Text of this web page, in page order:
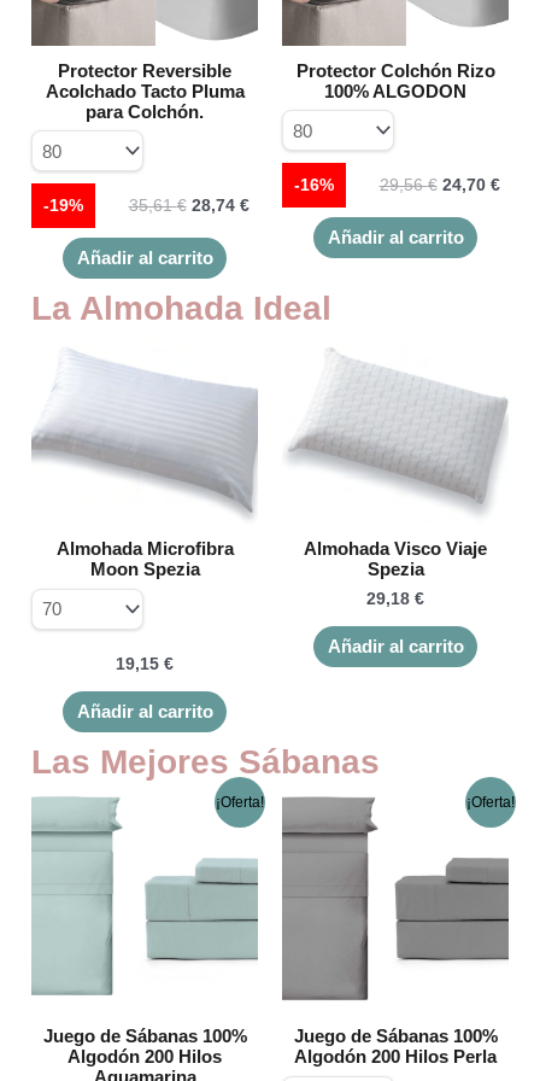
Protector Reversible
Acolchado Tacto Pluma
para Colchón.
35,61€ 28,74 €
-19%
Añadir al carrito
pueden
elegir
de
Protector Colchón Rizo
100% ALGODON
29,56€ 24,70 €
-16%
Añadir al carrito
pueden
página
La Almohada Ideal
Almohada Microfibra
Moon Spezia
19,15 €
Añadir al carrito
tiene
variantes.
opciones
pueden
producto
Almohada Visco Viaje
Spezia
29,18 €
Añadir al carrito
Las Mejores Sábanas
¡Oferta!
Juego de Sábanas 100%
Algodón 200 Hilos
precio
era:
103,98 €.
El
precio
actual
es:
Este
producto
opciones
elegir
¡Oferta!
Juego de Sábanas 100%
Algodón 200 Hilos Perla
precio
era:
103,98 €.
El
es:
Este
elegir
en